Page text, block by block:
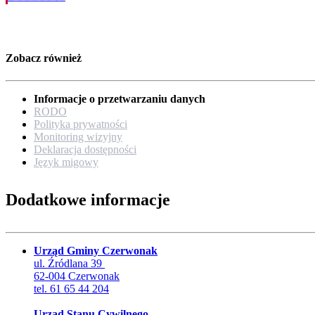
Zobacz również
Informacje o przetwarzaniu danych
RODO
Polityka prywatności
Monitoring wizyjny
Deklaracja dostępności
Język migowy
Dodatkowe informacje
Urząd Gminy Czerwonak
ul. Źródlana 39
62-004 Czerwonak
tel. 61 65 44 204